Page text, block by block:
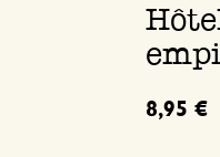
8,95 €